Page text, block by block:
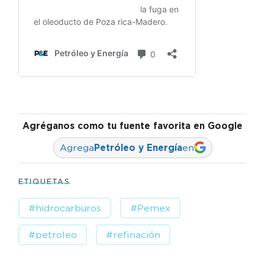
Agréganos como tu fuente favorita en Google
AgregaPetróleo y Energíaen
ETIQUETAS
#hidrocarburos #Pemex
#petroleo #refinación